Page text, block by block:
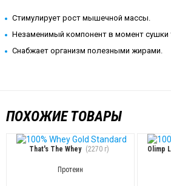
Стимулирует рост мышечной массы.
Незаменимый компонент в момент сушки
Снабжает организм полезными жирами.
ПОХОЖИЕ ТОВАРЫ
That's The Whey (2270 г)
Протеин
Olimp